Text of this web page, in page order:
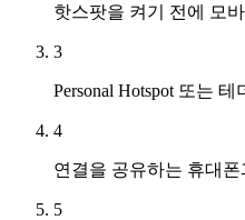
핫스팟을 켜기 전에 모
3
Personal Hotspot 또는
4
연결을 공유하는 휴대
5